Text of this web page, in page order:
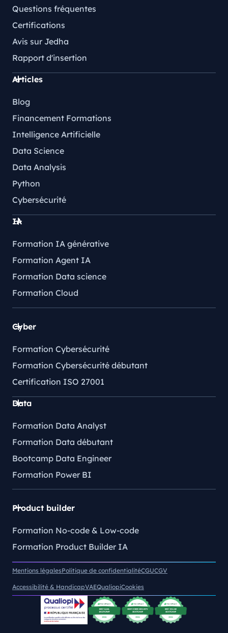
Questions fréquentes
Certifications
Avis sur Jedha
Rapport d'insertion
Articles
Blog
Financement Formations
Intelligence Artificielle
Data Science
Data Analysis
Python
Cybersécurité
IA
Formation IA générative
Formation Agent IA
Formation Data science
Formation Cloud
Cyber
Formation Cybersécurité
Formation Cybersécurité débutant
Certification ISO 27001
Data
Formation Data Analyst
Formation Data débutant
Bootcamp Data Engineer
Formation Power BI
Product builder
Formation No-code & Low-code
Formation Product Builder IA
Mentions légalesPolitique de confidentialitéCGUCGV
Accessibilité & HandicapVAEQualiopiCookies